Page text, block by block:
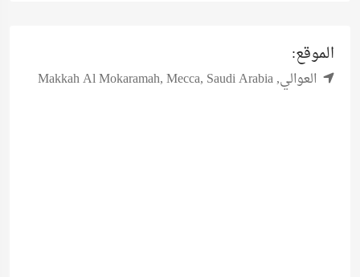
الموقع:
العوالي, Makkah Al Mokaramah, Mecca, Saudi Arabia